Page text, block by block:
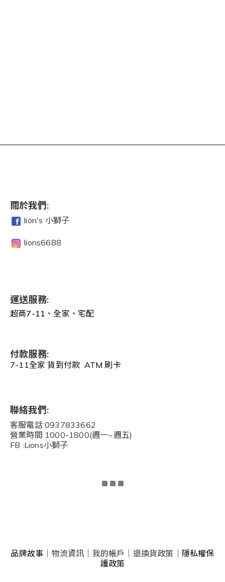
關於我們:
lion's 小獅子
lions6688
運送服務:
超商7-11、全家、宅配
付款服務:
7-11全家 貨到付款 ATM 刷卡
聯絡我們:
客服電話 0937833662
營業時間 1000-1800(週一~週五)
FB :Lions小獅子
品牌故事 物流資訊 我的帳戶 退換貨政策
隱私權保
護政策